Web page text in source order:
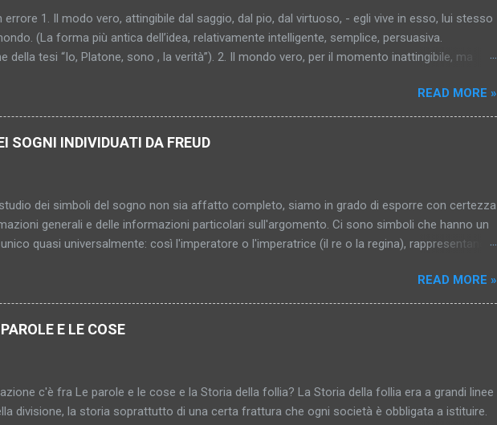
errore 1. Il modo vero, attingibile dal saggio, dal pio, dal virtuoso, - egli vive in esso, lui stesso
(La forma più antica dell’idea, relativamente intelligente, semplice, persuasiva.
della tesi “Io, Platone, sono , la verità”). 2. Il mondo vero, per il momento inattingibile, ma
sottile, più capziosa, più inafferrabile – diventa donna, si cristallizza..). 3. Il mondo vero,
indimostrabile, impromettibile, ma già in quanto pensato una consolazione, un obbligo, un
(In fondo l’antico sole, ma attraverso nebbia e scetticismo; l’idea sublimata,pallida, nordica,
Di conseguenza neppure consolante, salvifico, vincolante: a che ci potrebbe
READ MORE »
SOGNI INDIVIDUATI DA FREUD
dei simboli del sogno non sia affatto completo, siamo in grado di esporre con certezza
generali e delle informazioni particolari sull'argomento. Ci sono simboli che hanno un
quasi universalmente: così l'imperatore o l'imperatrice (il re o la regina), rappresentano i
del sogno serve a rappresentare persone, parti del corpo e attività di interesse erotico; in
genitali sono rappresentati da numerosi simboli spesso sorprendenti, e la più grande varietà
ad indicarli simbolicamente. Armi appuntite, oggetti lunghi e rigidi, come tronchi e bastoni,
l'organo genitale maschile; mentre armadi, scatole, carrozze e forni rappresentano
casi il tertium comparationis, l'elemento comune in queste sostituzioni, è immediatamente
READ MORE »
E LE COSE
c'è fra Le parole e le cose e la Storia della follia? La Storia della follia era a grandi linee
divisione, la storia soprattutto di una certa frattura che ogni società è obbligata a istituire.